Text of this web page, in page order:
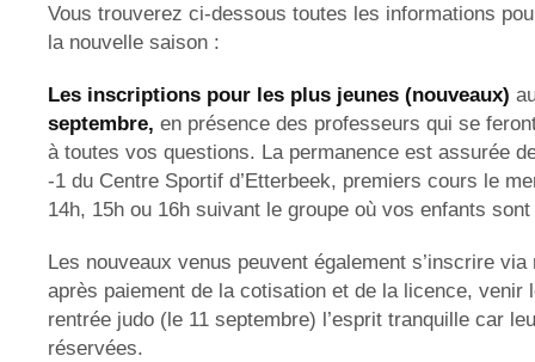
Vous trouverez ci-dessous toutes les informations
la nouvelle saison :
Les inscriptions pour les plus jeunes (nouveaux)
septembre, en présence des professeurs qui se
à toutes vos questions. La permanence est assurée
-1 du Centre Sportif d’Etterbeek, premiers cours le
14h, 15h ou 16h suivant le groupe où vos enfants
Les nouveaux venus peuvent également s’inscrire
après paiement de la cotisation et de la licence, venir
rentrée judo (le 11 septembre) l’esprit tranquille car
réservées.